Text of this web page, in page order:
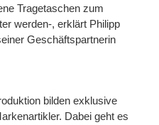
Tragetaschen zum
werden-, erklärt Philipp
Geschäftspartnerin
bilden exklusive
Dabei geht es